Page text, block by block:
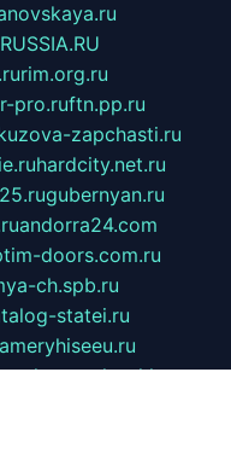
rim.org.ru
pro.ruftn.pp.ru
zapchasti.ru
hardcity.net.ru
gubernyan.ru
andorra24.com
doors.com.ru
ch.spb.ru
statei.ru
kam-solnyshko.ru